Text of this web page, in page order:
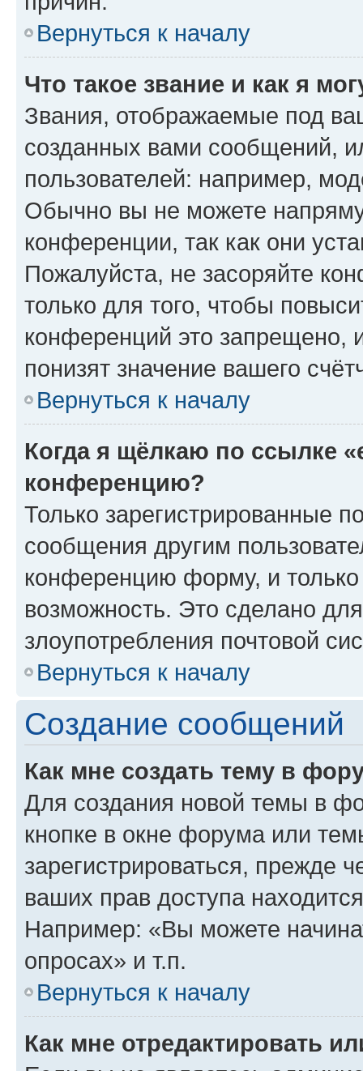
Вернуться к началу
Что такое звание и как я
Звания, отображаемые под
созданных вами сообщений,
пользователей: например,
Обычно вы не можете
конференции, так как они
Пожалуйста, не засоряйте
только для того, чтобы
конференций это запрещено,
понизят значение вашего
Вернуться к началу
Когда я щёлкаю по ссылке
конференцию?
Только зарегистрированные
сообщения другим
конференцию форму, и
возможность. Это сделано
злоупотребления почтовой
Вернуться к началу
Создание сообщений
Как мне создать тему в
Для создания новой темы в
кнопке в окне форума или
зарегистрироваться, прежде
ваших прав доступа
Например: «Вы можете
опросах» и т.п.
Вернуться к началу
Как мне отредактировать